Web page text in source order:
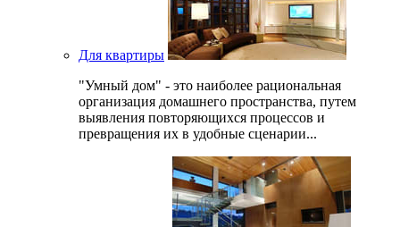
Для квартиры
"Умный дом" - это наиболее рациональная
организация домашнего пространства, путем
выявления повторяющихся процессов и
превращения их в удобные сценарии...